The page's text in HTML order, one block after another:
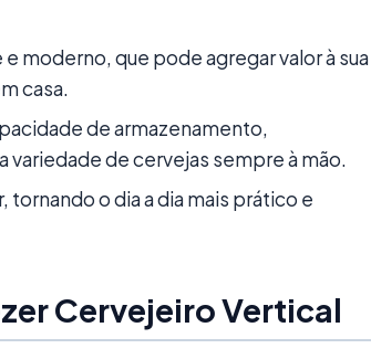
moderno, que pode agregar valor à sua
casa.
de armazenamento,
de cervejas sempre à mão.
tornando o dia a dia mais prático e
Cervejeiro Vertical